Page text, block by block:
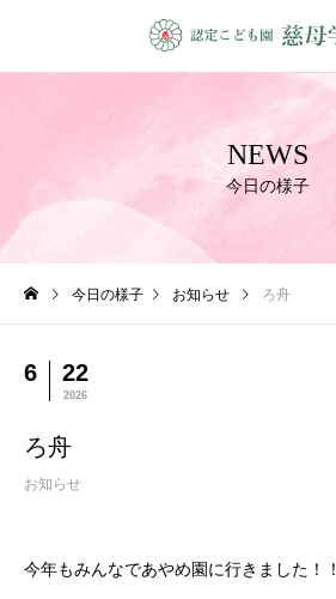
NEWS
今日の様子
今日の様子 お知らせ ろ舟
6 22
2026
ろ舟
お知らせ
今年もみんなであやめ園に行きました！！